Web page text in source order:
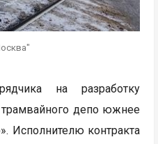
на разработку
депо южнее
Исполнителю контракта